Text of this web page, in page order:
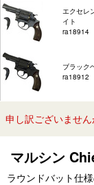
エクセレ
イト
ra18914
ブラック
ra18912
申し訳ございません
マルシン
ラウンドバット仕